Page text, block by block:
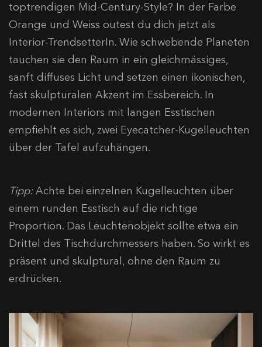
toptrendigen Mid-Century-Style? In der Farbe
Orange und Weiss outest du dich jetzt als
Interior-TrendsetterIn. Wie schwebende Planeten
tauchen sie den Raum in ein gleichmässiges,
sanft diffuses Licht und setzen einen ikonischen,
fast skulpturalen Akzent im Essbereich. In
modernen Interiors mit langen Esstischen
empfiehlt es sich, zwei Eyecatcher-Kugelleuchten
über der Tafel aufzuhängen.
Tipp:Achte bei einzelnen Kugelleuchten über
einem runden Esstisch auf die richtige
Proportion. Das Leuchtenobjekt sollte etwa ein
Drittel des Tischdurchmessers haben. So wirkt es
präsent und skulptural, ohne den Raum zu
erdrücken.